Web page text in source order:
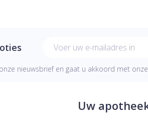
nieuwsbrief en gaat u akkoord met onze
Uw